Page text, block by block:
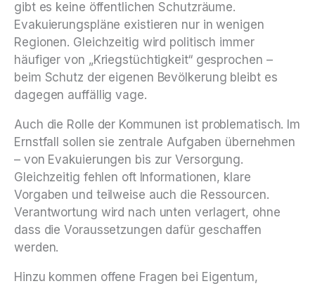
gibt es keine öffentlichen Schutzräume.
Evakuierungspläne existieren nur in wenigen
Regionen. Gleichzeitig wird politisch immer
häufiger von „Kriegstüchtigkeit“ gesprochen –
beim Schutz der eigenen Bevölkerung bleibt es
dagegen auffällig vage.
Auch die Rolle der Kommunen ist problematisch. Im
Ernstfall sollen sie zentrale Aufgaben übernehmen
– von Evakuierungen bis zur Versorgung.
Gleichzeitig fehlen oft Informationen, klare
Vorgaben und teilweise auch die Ressourcen.
Verantwortung wird nach unten verlagert, ohne
dass die Voraussetzungen dafür geschaffen
werden.
Hinzu kommen offene Fragen bei Eigentum,